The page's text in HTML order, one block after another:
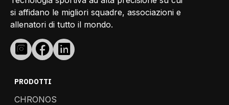
si affidano le migliori squadre, associazioni e
allenatori di tutto il mondo.
PRODOTTI
CHRONOS